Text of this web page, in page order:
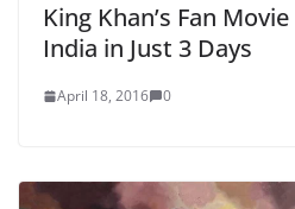
King Khan’s Fan
India in Just 3 Days
April 18, 2016 0